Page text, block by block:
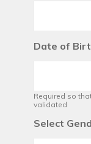
Date of
Required so
validated
Select